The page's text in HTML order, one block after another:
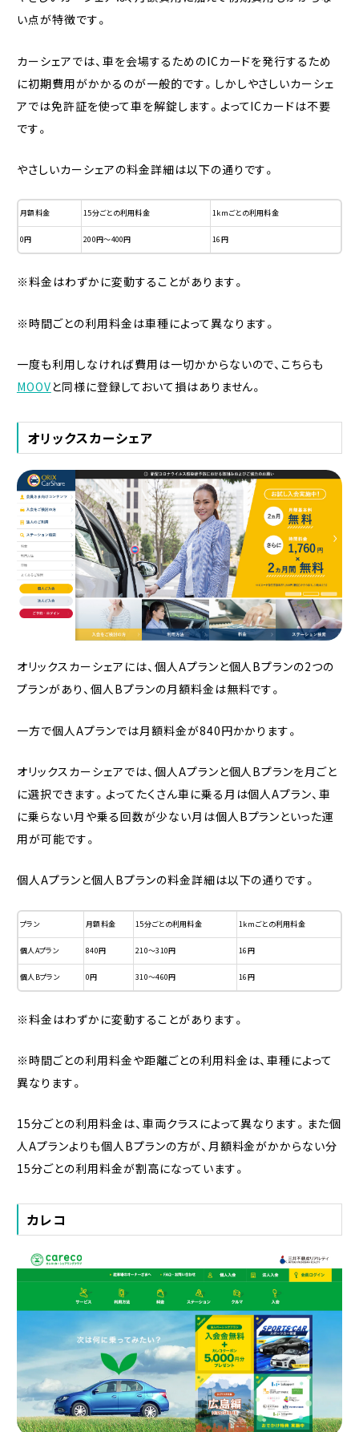
い点が特徴です。
カーシェアでは、車を会場するためのICカードを発行するため
に初期費用がかかるのが一般的です。しかしやさしいカーシェ
アでは免許証を使って車を解錠します。よってICカードは不要
です。
やさしいカーシェアの料金詳細は以下の通りです。
月額料金 15分ごとの利用料金 1kmごとの利用料金
0円 200円〜400円 16円
※料金はわずかに変動することがあります。
※時間ごとの利用料金は車種によって異なります。
一度も利用しなければ費用は一切かからないので、こちらも
MOOVと同様に登録しておいて損はありません。
オリックスカーシェア
オリックスカーシェアには、個人Aプランと個人Bプランの2つの
プランがあり、個人Bプランの月額料金は無料です。
一方で個人Aプランでは月額料金が840円かかります。
オリックスカーシェアでは、個人Aプランと個人Bプランを月ごと
に選択できます。よってたくさん車に乗る月は個人Aプラン、車
に乗らない月や乗る回数が少ない月は個人Bプランといった運
用が可能です。
個人Aプランと個人Bプランの料金詳細は以下の通りです。
プラン 月額料金 15分ごとの利用料金 1kmごとの利用料金
個人Aプラン 840円 210〜310円 16円
個人Bプラン 0円 310〜460円 16円
※料金はわずかに変動することがあります。
※時間ごとの利用料金や距離ごとの利用料金は、車種によって
異なります。
15分ごとの利用料金は、車両クラスによって異なります。また個
人Aプランよりも個人Bプランの方が、月額料金がかからない分
15分ごとの利用料金が割高になっています。
カレコ